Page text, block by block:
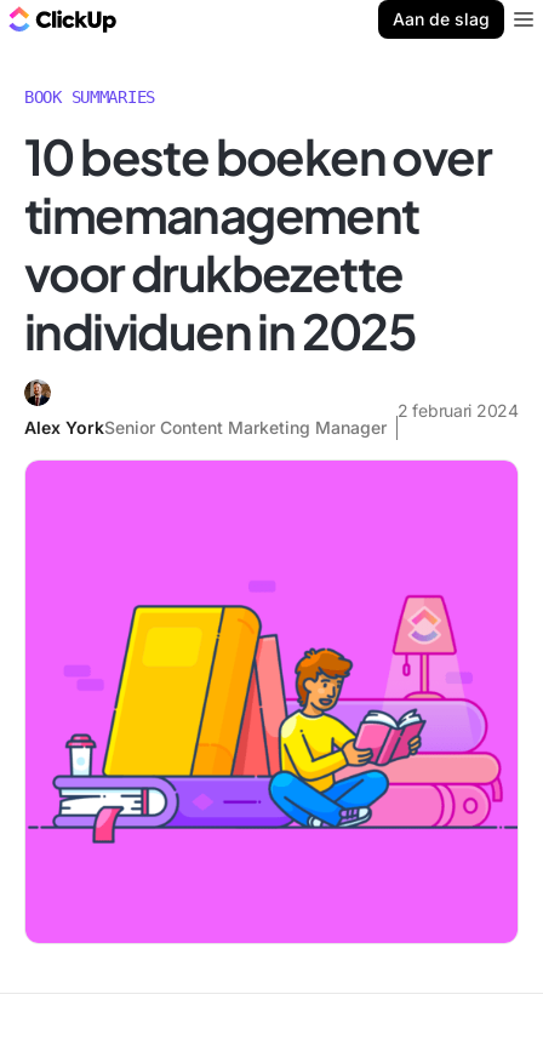
Aan de slag
BOOK SUMMARIES
10 beste boeken over
timemanagement
voor drukbezette
individuen in 2025
Alex YorkSenior Content Marketing Manager
2 februari 2024